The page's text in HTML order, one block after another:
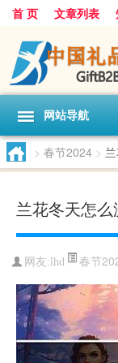
首 页 文章列表
网站导航
> 春节2024 >
兰花冬天怎
网友:lhd 春节